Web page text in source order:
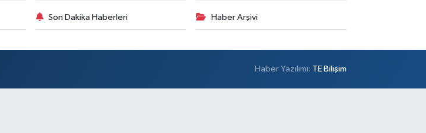
Son Dakika Haberleri Haber Arşivi
Haber Yazılımı: TE Bilişim